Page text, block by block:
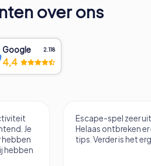
over ons
Google 2.118
4,4
Je
hebben
hebben
Escape-spel zeer
Helaas ontbreken er
tips. Verder is het